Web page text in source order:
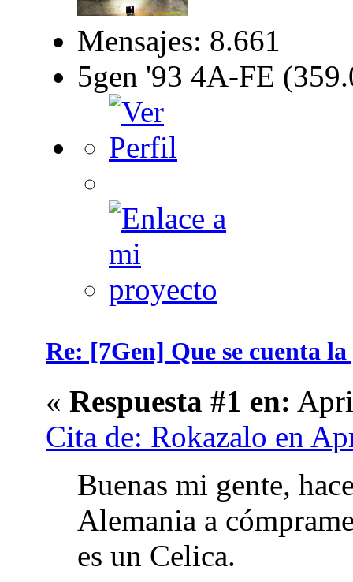
Mensajes: 8.661
5gen '93 4A-FE
Re: [7Gen] Que se cuenta
« Respuesta #1 en:
Cita de: Rokazalo en
Buenas mi gente,
Alemania a
es un Celica.